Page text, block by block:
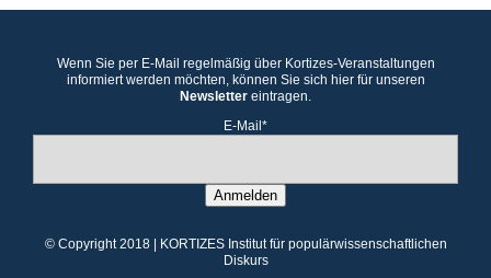
Wenn Sie per E-Mail regelmäßig über Kortizes-Veranstaltungen
informiert werden möchten, können Sie sich hier für unseren
Newsletter eintragen.
E-Mail*
Anmelden
© Copyright 2018 | KORTIZES Institut für populärwissenschaftlichen
Diskurs